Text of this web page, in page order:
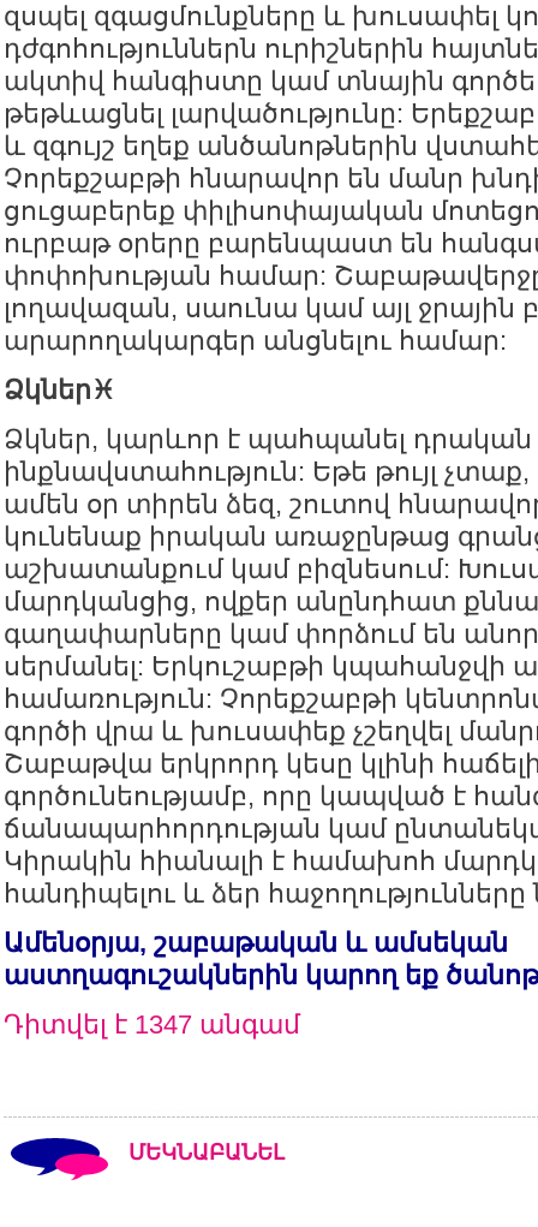
զսպել զգացմունքները և խուսափել
դժգոհություններն ուրիշներին
ակտիվ հանգիստը կամ տնային
թեթևացնել լարվածությունը:
և զգույշ եղեք անծանոթներին
Չորեքշաբթի հնարավոր են մանր
ցուցաբերեք փիլիսոփայական
ուրբաթ օրերը բարենպաստ են
փոփոխության համար:
լողավազան, սաունա կամ այլ ջրային
արարողակարգեր անցնելու համար:
Ձկներ♓️
Ձկներ, կարևոր է պահպանել դրական
ինքնավստահություն: Եթե թույլ
ամեն օր տիրեն ձեզ, շուտով
կունենաք իրական առաջընթաց
աշխատանքում կամ բիզնեսում:
մարդկանցից, ովքեր անընդհատ
գաղափարները կամ փորձում են
սերմանել: Երկուշաբթի կպահանջվի
համառություն: Չորեքշաբթի
գործի վրա և խուսափեք չշեղվել
Շաբաթվա երկրորդ կեսը կլինի
գործունեությամբ, որը կապված է
ճանապարհորդության կամ
Կիրակին հիանալի է համախոհ
հանդիպելու և ձեր հաջողությունները
Ամենօրյա, շաբաթական և ամսեկան
աստղագուշակներին կարող եք
Դիտվել է 1347 անգամ
ՄԵԿՆԱԲԱՆԵԼ